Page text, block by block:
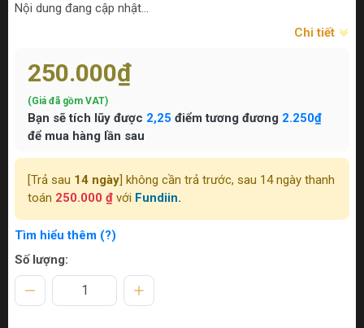
Nội dung đang cập nhật...
Chi tiết
250.000₫
(Giá đã gồm VAT)
Bạn sẽ tích lũy được 2,25 điểm tương đương 2.250₫
để mua hàng lần sau
[Trả sau 14 ngày ] không cần trả trước, sau 14 ngày thanh
toán 250.000 ₫ với Fundiin.
Tìm hiểu thêm (?)
Số lượng: